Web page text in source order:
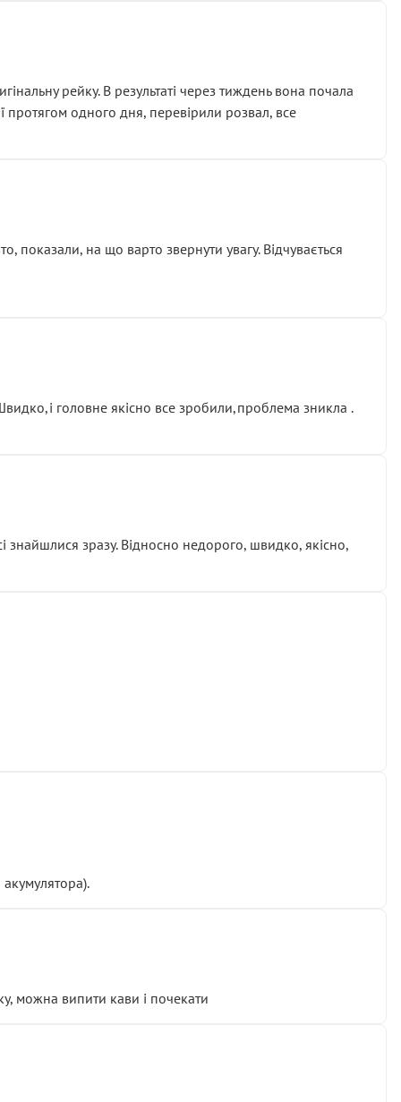
рейку. В результаті через тиждень вона почала
протягом одного дня, перевірили розвал, все
на що варто звернути увагу. Відчувається
головне якісно все зробили,проблема зникла .
знайшлися зразу. Відносно недорого, швидко, якісно,
можна випити кави і почекати